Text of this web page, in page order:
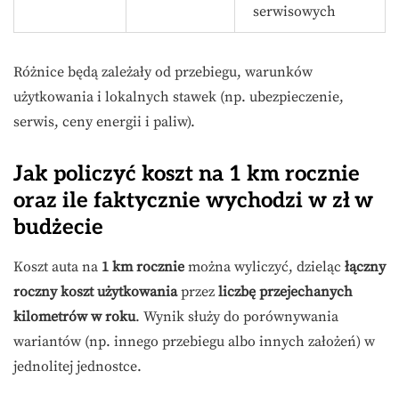
serwisowych
Różnice będą zależały od przebiegu, warunków
użytkowania i lokalnych stawek (np. ubezpieczenie,
serwis, ceny energii i paliw).
Jak policzyć koszt na 1 km rocznie
oraz ile faktycznie wychodzi w zł w
budżecie
Koszt auta na 1 km rocznie można wyliczyć, dzieląc łączny
roczny koszt użytkowaniaprzez liczbę przejechanych
kilometrów w roku. Wynik służy do porównywania
wariantów (np. innego przebiegu albo innych założeń) w
jednolitej jednostce.